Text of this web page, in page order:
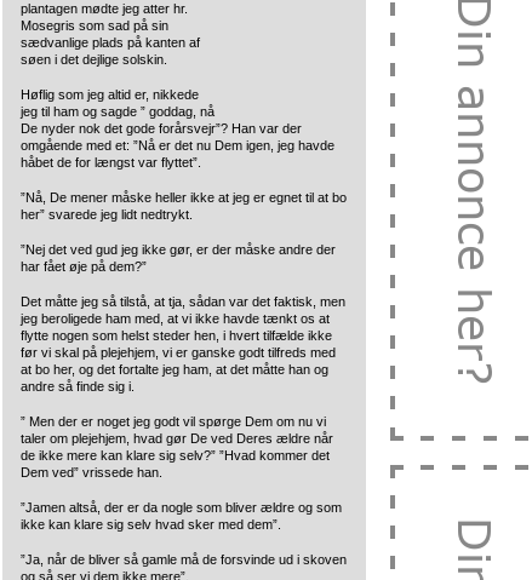
plantagen mødte jeg atter hr.
Mosegris som sad på sin
sædvanlige plads på kanten af
søen i det dejlige solskin.
Høflig som jeg altid er, nikkede
jeg til ham og sagde ” goddag, nå
De nyder nok det gode forårsvejr”? Han var der
omgående med et: ”Nå er det nu Dem igen, jeg havde
håbet de for længst var flyttet”.
”Nå, De mener måske heller ikke at jeg er egnet til at bo
her” svarede jeg lidt nedtrykt.
”Nej det ved gud jeg ikke gør, er der måske andre der
har fået øje på dem?”
Det måtte jeg så tilstå, at tja, sådan var det faktisk, men
jeg beroligede ham med, at vi ikke havde tænkt os at
flytte nogen som helst steder hen, i hvert tilfælde ikke
før vi skal på plejehjem, vi er ganske godt tilfreds med
at bo her, og det fortalte jeg ham, at det måtte han og
andre så finde sig i.
” Men der er noget jeg godt vil spørge Dem om nu vi
taler om plejehjem, hvad gør De ved Deres ældre når
de ikke mere kan klare sig selv?” ”Hvad kommer det
Dem ved” vrissede han.
”Jamen altså, der er da nogle som bliver ældre og som
ikke kan klare sig selv hvad sker med dem”.
”Ja, når de bliver så gamle må de forsvinde ud i skoven
og så ser vi dem ikke mere”.